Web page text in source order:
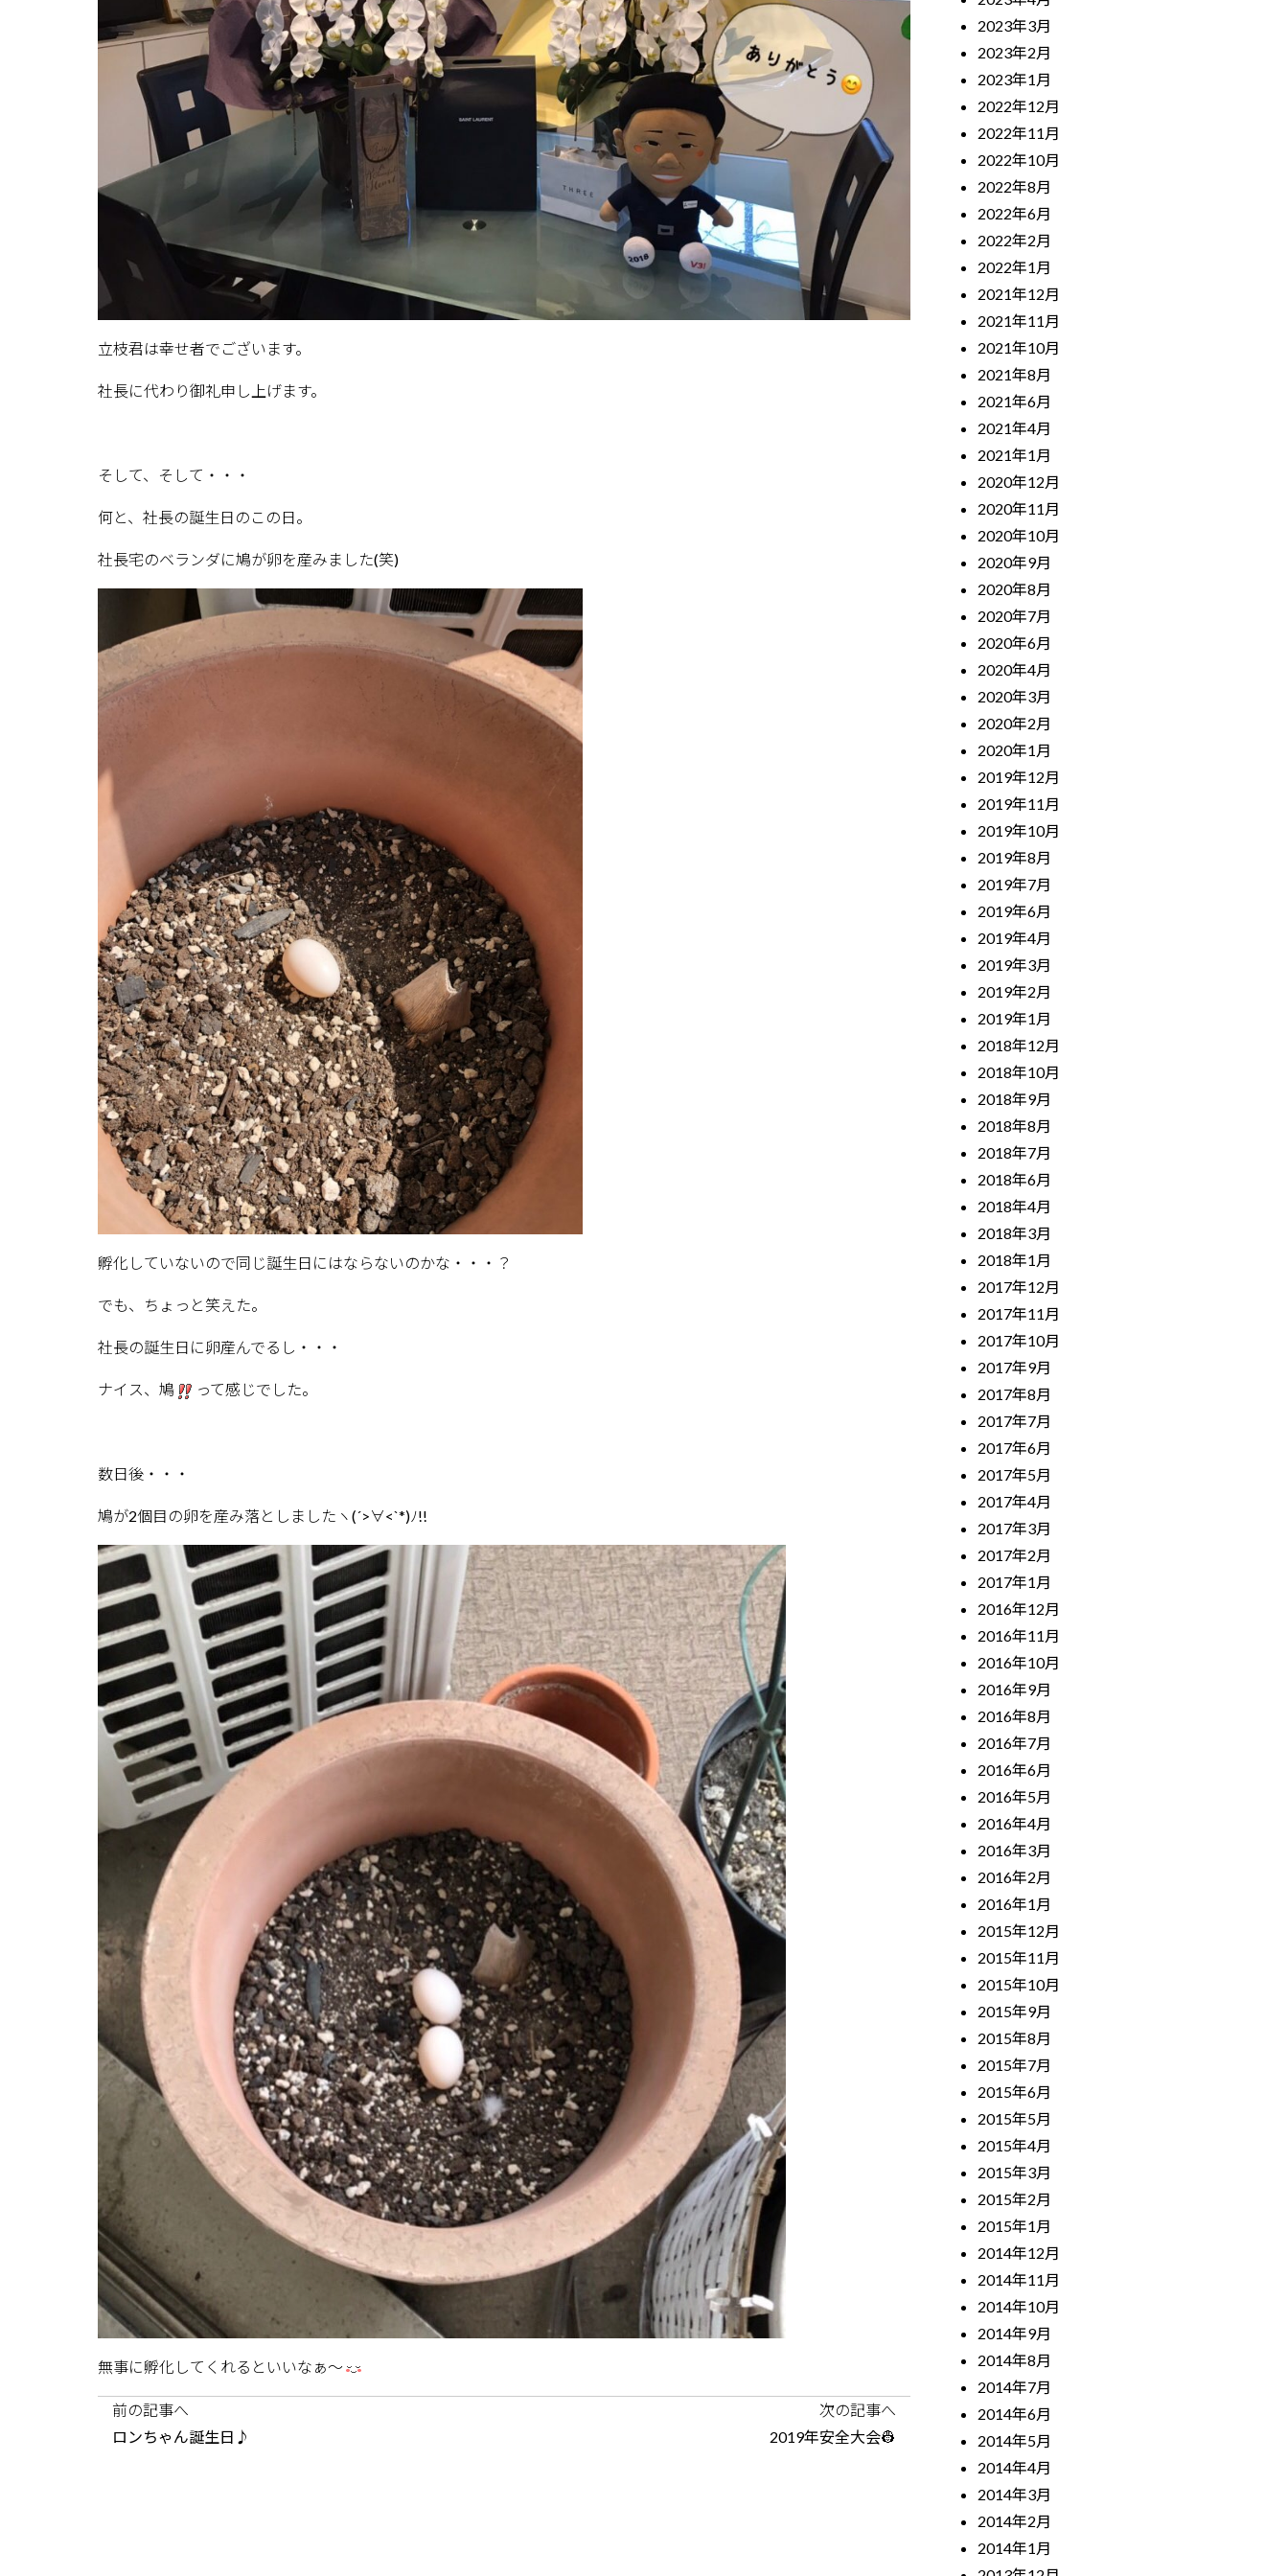
立枝君は幸せ者でございます。
社長に代わり御礼申し上げます。
そして、そして・・・
何と、社長の誕生日のこの日。
社長宅のベランダに鳩が卵を産みました(笑)
孵化していないので同じ誕生日にはならないのかな・・・？
でも、ちょっと笑えた。
社長の誕生日に卵産んでるし・・・
ナイス、鳩 って感じでした。
数日後・・・
鳩が2個目の卵を産み落としましたヽ(´>∀<`*)ﾉ!!
無事に孵化してくれるといいなぁ～
前の記事へ
ロンちゃん誕生日♪
次の記事へ
2019年安全大会👷
2023年3月
2023年2月
2023年1月
2022年12月
2022年11月
2022年10月
2022年8月
2022年6月
2022年2月
2022年1月
2021年12月
2021年11月
2021年10月
2021年8月
2021年6月
2021年4月
2021年1月
2020年12月
2020年11月
2020年10月
2020年9月
2020年8月
2020年7月
2020年6月
2020年4月
2020年3月
2020年2月
2020年1月
2019年12月
2019年11月
2019年10月
2019年8月
2019年7月
2019年6月
2019年4月
2019年3月
2019年2月
2019年1月
2018年12月
2018年10月
2018年9月
2018年8月
2018年7月
2018年6月
2018年4月
2018年3月
2018年1月
2017年12月
2017年11月
2017年10月
2017年9月
2017年8月
2017年7月
2017年6月
2017年5月
2017年4月
2017年3月
2017年2月
2017年1月
2016年12月
2016年11月
2016年10月
2016年9月
2016年8月
2016年7月
2016年6月
2016年5月
2016年4月
2016年3月
2016年2月
2016年1月
2015年12月
2015年11月
2015年10月
2015年9月
2015年8月
2015年7月
2015年6月
2015年5月
2015年4月
2015年3月
2015年2月
2015年1月
2014年12月
2014年11月
2014年10月
2014年9月
2014年8月
2014年7月
2014年6月
2014年5月
2014年4月
2014年3月
2014年2月
2014年1月